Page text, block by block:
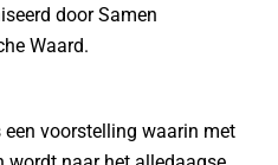
door Samen
Waard.
voorstelling waarin met